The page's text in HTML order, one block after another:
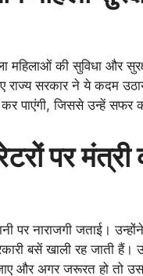
की सुविधा और
सरकार ने ये कदम
पाएंगी, जिससे उन्हें सफर
पर मंत्री
पर नाराजगी जताई।
बसें खाली रह जाती हैं।
और अगर जरूरत हो तो